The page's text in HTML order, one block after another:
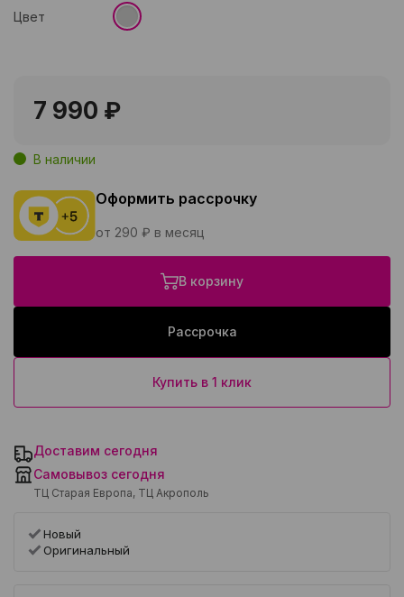
Цвет
7 990 ₽
В наличии
Оформить рассрочку
от 290 ₽ в месяц
В корзину
Рассрочка
Купить в 1 клик
Доставим сегодня
Самовывоз сегодня
ТЦ Старая Европа, ТЦ Акрополь
Новый
Оригинальный